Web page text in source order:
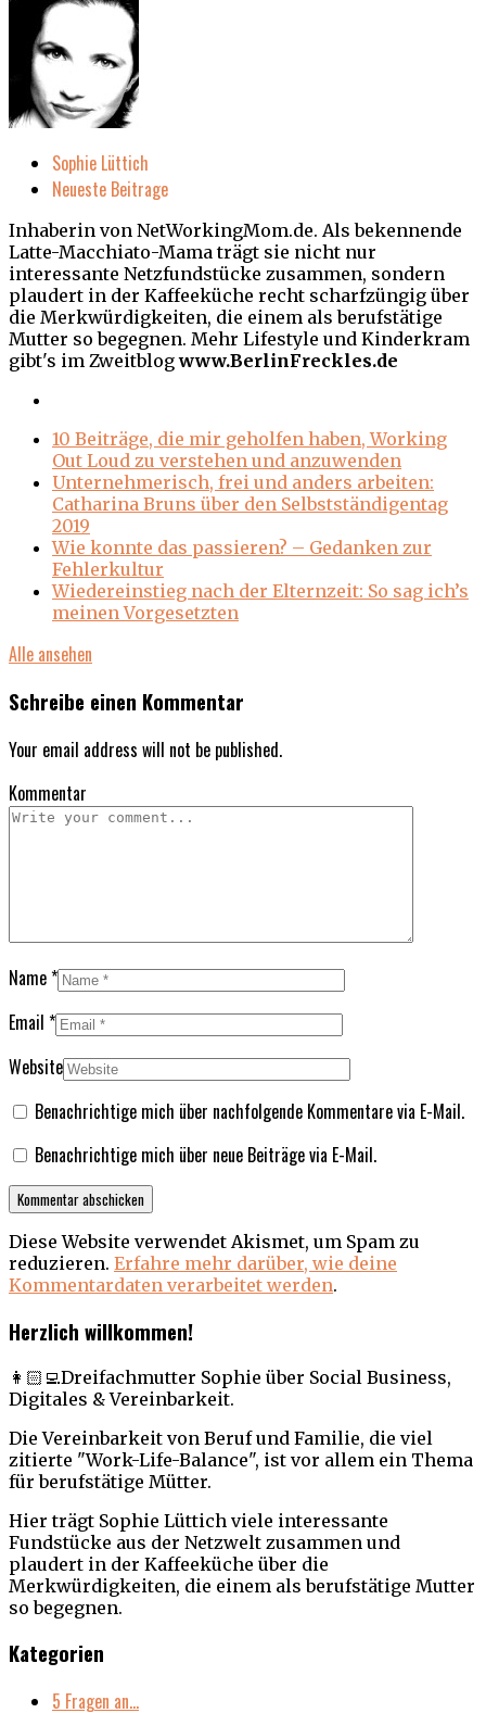
Sophie Lüttich
Neueste Beitrage
Inhaberin von NetWorkingMom.de. Als bekennende
Latte-Macchiato-Mama trägt sie nicht nur
interessante Netzfundstücke zusammen, sondern
plaudert in der Kaffeeküche recht scharfzüngig über
die Merkwürdigkeiten, die einem als berufstätige
Mutter so begegnen. Mehr Lifestyle und Kinderkram
gibt's im Zweitblogwww.BerlinFreckles.de
10 Beiträge, die mir geholfen haben, Working
Out Loud zu verstehen und anzuwenden
Unternehmerisch, frei und anders arbeiten:
Catharina Bruns über den Selbstständigentag
2019
Wie konnte das passieren? – Gedanken zur
Fehlerkultur
Wiedereinstieg nach der Elternzeit: So sag ich’s
meinen Vorgesetzten
Alle ansehen
Schreibe einen Kommentar
Your email address will not be published.
Kommentar
Name*
Email *
Website
Benachrichtige mich über nachfolgende Kommentare via E-Mail.
Benachrichtige mich über neue Beiträge via E-Mail.
Diese Website verwendet Akismet, um Spam zu
reduzieren. Erfahre mehr darüber, wie deine
Kommentardaten verarbeitet werden.
Herzlich willkommen!
👩🏻‍💻Dreifachmutter Sophie über Social Business,
Digitales & Vereinbarkeit.
Die Vereinbarkeit von Beruf und Familie, die viel
zitierte "Work-Life-Balance", ist vor allem ein Thema
für berufstätige Mütter.
Hier trägt Sophie Lüttich viele interessante
Fundstücke aus der Netzwelt zusammen und
plaudert in der Kaffeeküche über die
Merkwürdigkeiten, die einem als berufstätige Mutter
so begegnen.
Kategorien
5 Fragen an…